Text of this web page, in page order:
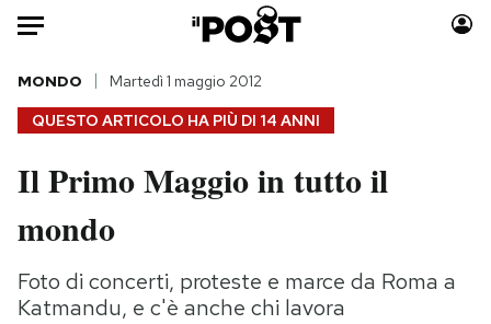
Auto
HOME
Italia
Politica
Tecnologia
Internet
Moda
Storie/Idee
Ok Boomer!
QUESTO ARTICOLO HA PIÙ DI 14 ANNI
MONDO Martedì 1 maggio 2012
Il Primo Maggio in tutto il
mondo
Foto di concerti, proteste e marce da Roma a
Katmandu, e c'è anche chi lavora